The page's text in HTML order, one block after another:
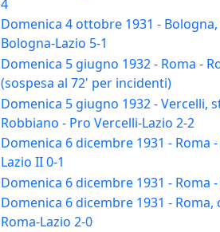
4
Domenica 4 ottobre 1931 -
Bologna-Lazio 5-1
Domenica 5 giugno 1932 - Roma -
(sospesa al 72' per incidenti)
Domenica 5 giugno 1932 - Vercelli,
Robbiano - Pro Vercelli-Lazio 2-2
Domenica 6 dicembre 1931 - Roma
Lazio II 0-1
Domenica 6 dicembre 1931 - Roma
Domenica 6 dicembre 1931 - Roma,
Roma-Lazio 2-0